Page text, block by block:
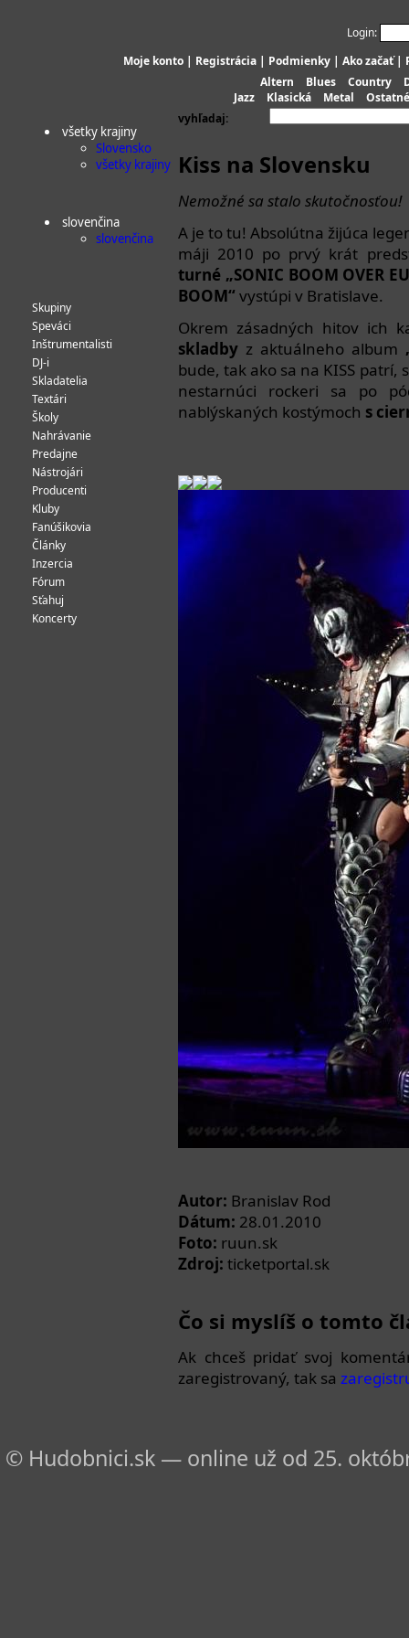
Login:
Moje konto | Registrácia | Podmienky | Ako začať|
Altern
Blues Country
Jazz
Klasická Metal
Ostatné
vyhľadaj:
všetky krajiny
Slovensko
všetky krajiny
slovenčina
slovenčina
Skupiny
Speváci
Inštrumentalisti
DJ-i
Skladatelia
Textári
Školy
Nahrávanie
Predajne
Nástrojári
Producenti
Kluby
Fanúšikovia
Články
Inzercia
Fórum
Sťahuj
Koncerty
Kiss na Slovensku
Nemožné sa stalo skutočnosťou!
A je to tu! Absolútna žijúca
máji 2010 po prvý krát
turné „SONIC BOOM OVER
BOOM“ vystúpi v Bratislave.
Okrem zásadných hitov ich
skladby z aktuálneho album
bude, tak ako sa na KISS patrí,
nestarnúci rockeri sa po
nablýskaných kostýmoch s
Autor: Branislav Rod
Dátum: 28.01.2010
Foto: ruun.sk
Zdroj: ticketportal.sk
Čo si myslíš o tomto
Ak chceš pridať svoj
zaregistrovaný, tak sa
© Hudobnici.sk — online už od 25.